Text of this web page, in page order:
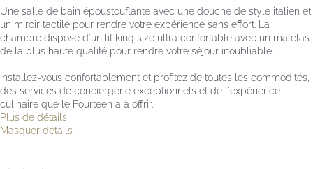
Une salle de bain époustouflante avec une douche de style italien et
un miroir tactile pour rendre votre expérience sans effort. La
chambre dispose d'un lit king size ultra confortable avec un matelas
de la plus haute qualité pour rendre votre séjour inoubliable.
Installez-vous confortablement et profitez de toutes les commodités,
des services de conciergerie exceptionnels et de l'expérience
culinaire que le Fourteen a à offrir.
Plus de détails
Masquer détails